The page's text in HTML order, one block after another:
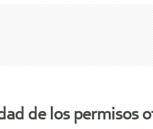
de los permisos